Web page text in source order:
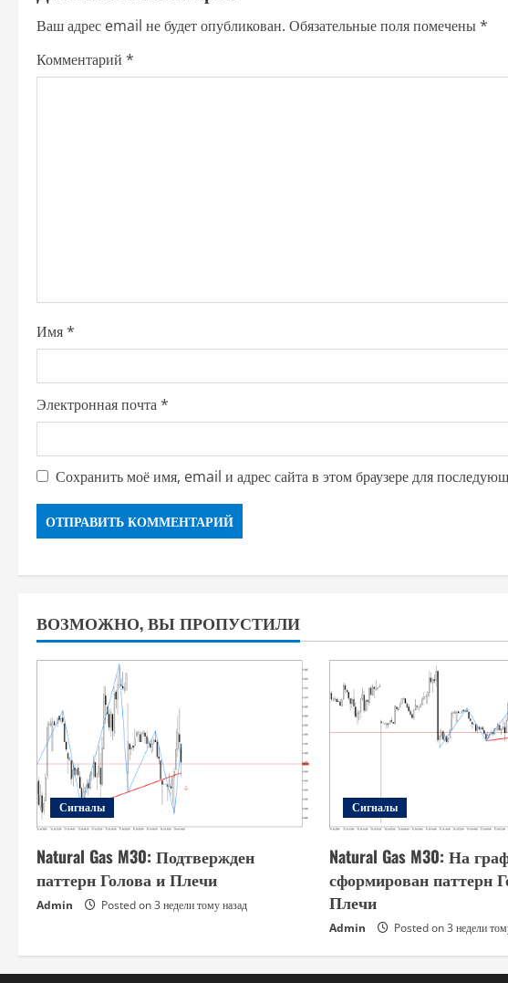
Ваш адрес email не будет опубликован. Обязательные поля помечены*
Комментарий *
Имя*
Электронная почта*
Сохранить моё имя, email и адрес сайта в этом браузере для
ВОЗМОЖНО, ВЫ ПРОПУСТИЛИ
Сигналы
Natural Gas M30: Подтвержден
паттерн Голова и Плечи
Admin Posted on 3 недели тому назад
Сигналы
Natural Gas M30: На
сформирован паттерн
Плечи
Admin Posted on 3 недели